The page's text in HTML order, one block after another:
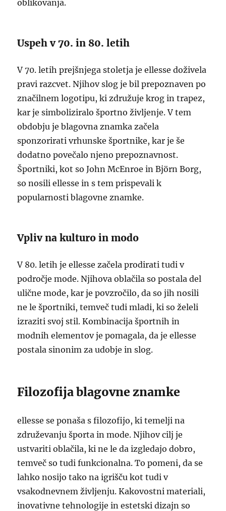
oblikovanja.
Uspeh v 70. in 80. letih
V 70. letih prejšnjega stoletja je ellesse doživela
pravi razcvet. Njihov slog je bil prepoznaven po
značilnem logotipu, ki združuje krog in trapez,
kar je simboliziralo športno življenje. V tem
obdobju je blagovna znamka začela
sponzorirati vrhunske športnike, kar je še
dodatno povečalo njeno prepoznavnost.
Športniki, kot so John McEnroe in Björn Borg,
so nosili ellesse in s tem prispevali k
popularnosti blagovne znamke.
Vpliv na kulturo in modo
V 80. letih je ellesse začela prodirati tudi v
področje mode. Njihova oblačila so postala del
ulične mode, kar je povzročilo, da so jih nosili
ne le športniki, temveč tudi mladi, ki so želeli
izraziti svoj stil. Kombinacija športnih in
modnih elementov je pomagala, da je ellesse
postala sinonim za udobje in slog.
Filozofija blagovne znamke
ellesse se ponaša s filozofijo, ki temelji na
združevanju športa in mode. Njihov cilj je
ustvariti oblačila, ki ne le da izgledajo dobro,
temveč so tudi funkcionalna. To pomeni, da se
lahko nosijo tako na igrišču kot tudi v
vsakodnevnem življenju. Kakovostni materiali,
inovativne tehnologije in estetski dizajn so